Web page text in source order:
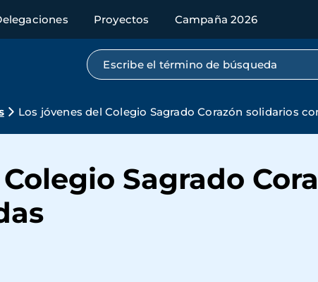
Proyectos Campaña 2026
Búsqueda por texto completo
Los jóvenes del Colegio Sagrado Corazón solidarios
Sagrado